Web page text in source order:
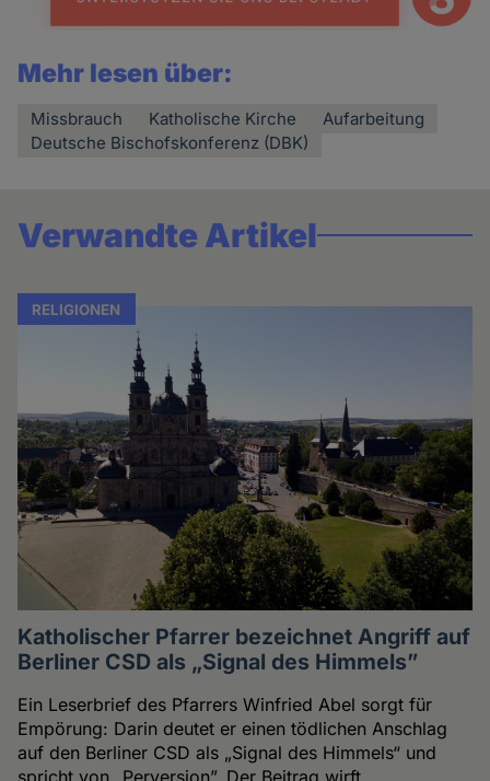
Mehr lesen über:
Missbrauch Katholische Kirche
Aufarbeitung
Deutsche Bischofskonferenz (DBK)
Verwandte Artikel
RELIGIONEN
Katholischer Pfarrer bezeichnet Angriff auf
Berliner CSD als „Signal des Himmels”
Ein Leserbrief des Pfarrers Winfried Abel sorgt für
Empörung: Darin deutet er einen tödlichen Anschlag
auf den Berliner CSD als „Signal des Himmels“ und
spricht von „Perversion”. Der Beitrag wirft